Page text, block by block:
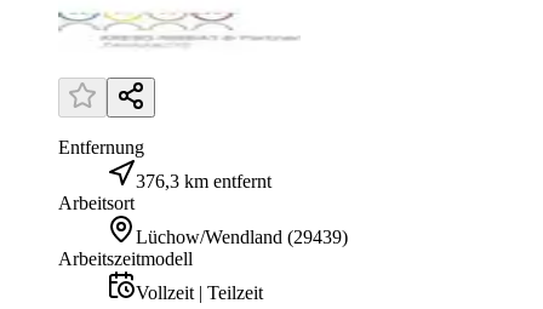
Entfernung
376,3 km entfernt
Arbeitsort
Lüchow/Wendland (29439)
Arbeitszeitmodell
Vollzeit | Teilzeit